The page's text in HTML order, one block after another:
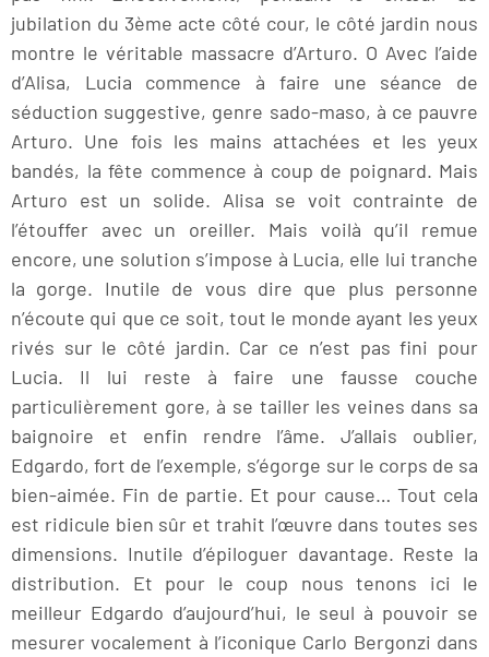
jubilation du 3ème acte côté cour, le côté jardin nous
montre le véritable massacre d’Arturo. O Avec l’aide
d’Alisa, Lucia commence à faire une séance de
séduction suggestive, genre sado-maso, à ce pauvre
Arturo. Une fois les mains attachées et les yeux
bandés, la fête commence à coup de poignard. Mais
Arturo est un solide. Alisa se voit contrainte de
l’étouffer avec un oreiller. Mais voilà qu’il remue
encore, une solution s’impose à Lucia, elle lui tranche
la gorge. Inutile de vous dire que plus personne
n’écoute qui que ce soit, tout le monde ayant les yeux
rivés sur le côté jardin. Car ce n’est pas fini pour
Lucia. Il lui reste à faire une fausse couche
particulièrement gore, à se tailler les veines dans sa
baignoire et enfin rendre l’âme. J’allais oublier,
Edgardo, fort de l’exemple, s’égorge sur le corps de sa
bien-aimée. Fin de partie. Et pour cause… Tout cela
est ridicule bien sûr et trahit l’œuvre dans toutes ses
dimensions. Inutile d’épiloguer davantage. Reste la
distribution. Et pour le coup nous tenons ici le
meilleur Edgardo d’aujourd’hui, le seul à pouvoir se
mesurer vocalement à l’iconique Carlo Bergonzi dans